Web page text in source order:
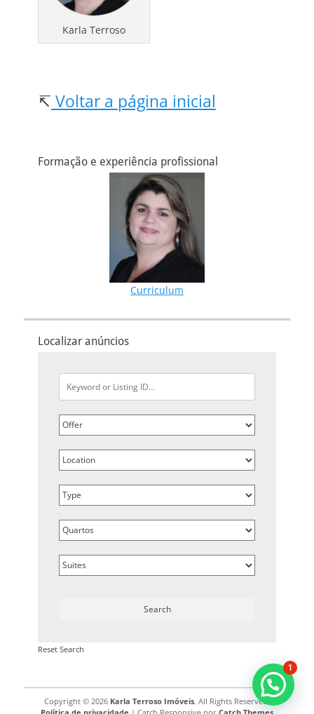
Karla Terroso
↸ Voltar a página inicial
Formação e experiência profissional
Curriculum
Localizar anúncios
Reset Search
Copyright © 2026 Karla Terroso Imóveis. All Rights Reserved.
1